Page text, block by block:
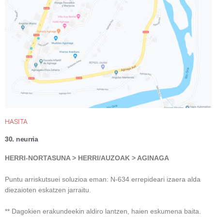
HASITA
30. neurria
HERRI-NORTASUNA > H ERRI/AUZOAK > AGINAGA
Puntu arriskutsuei soluzioa eman: N-634 errepideari izaera alda
diezaioten eskatzen jarraitu.
** Dagokien erakundeekin aldiro lantzen, haien eskumena baita.